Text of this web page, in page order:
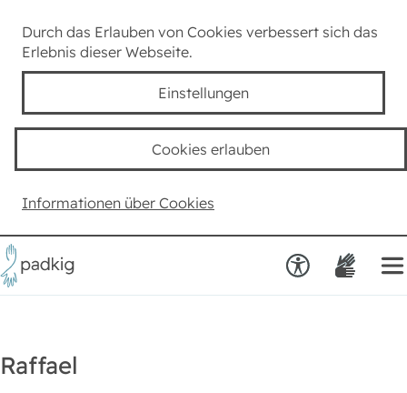
Durch das Erlauben von Cookies verbessert sich das
Erlebnis dieser Webseite.
Einstellungen
Informationen über Cookies
Cookies erlauben
Taube Kultur
Kids
Haben Sie einen Vorschlag?
Raffael